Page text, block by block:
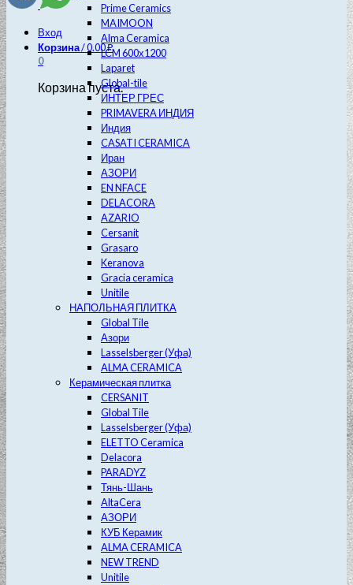
Вход
Корзина/0.00₽
0
Корзина пуста.
Prime Ceramics
MAIMOON
Alma Ceramica
LCM 600х1200
Laparet
Global-tile
ИНТЕР ГРЕС
PRIMAVERA ИНДИЯ
Индия
CASATI CERAMICA
Иран
АЗОРИ
EN NFACE
DELACORA
AZARIO
Cersanit
Grasaro
Keranova
Gracia ceramica
Unitile
НАПОЛЬНАЯ ПЛИТКА
Global Tile
Азори
Lasselsberger (Уфа)
ALMA CERAMICA
Керамическая плитка
CERSANIT
Global Tile
Lasselsberger (Уфа)
ELETTO Ceramica
Delacora
PARADYZ
Тянь-Шань
AltaCera
АЗОРИ
КУБ Керамик
ALMA CERAMICA
NEW TREND
Unitile